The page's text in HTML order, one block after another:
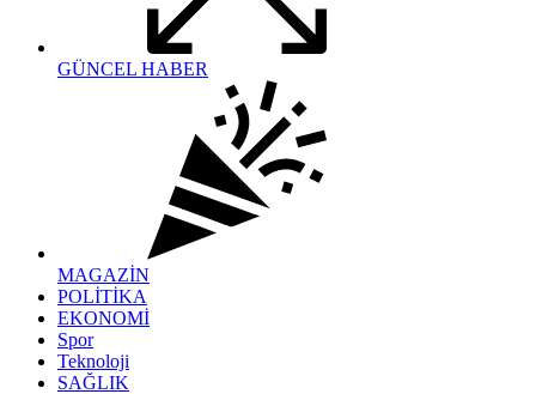
GÜNCEL HABER
MAGAZİN
POLİTİKA
EKONOMİ
Spor
Teknoloji
SAĞLIK